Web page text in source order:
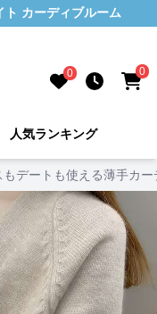
ト カーディブルーム
0 0
人気ランキング
もデートも使える薄手カ